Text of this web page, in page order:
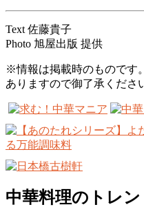
Text 佐藤貴子
Photo 旭屋出版 提供
※情報は掲載時のものです
ありますので御了承くださ
中華料理のトレ